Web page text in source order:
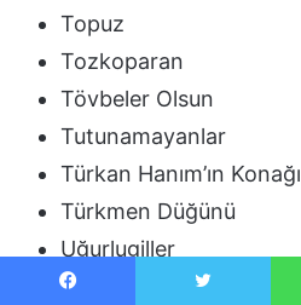
Topuz
Tozkoparan
Tövbeler Olsun
Tutunamayanlar
Türkan Hanım’ın Konağı
Türkmen Düğünü
Uğurlugiller
Umut Taksi